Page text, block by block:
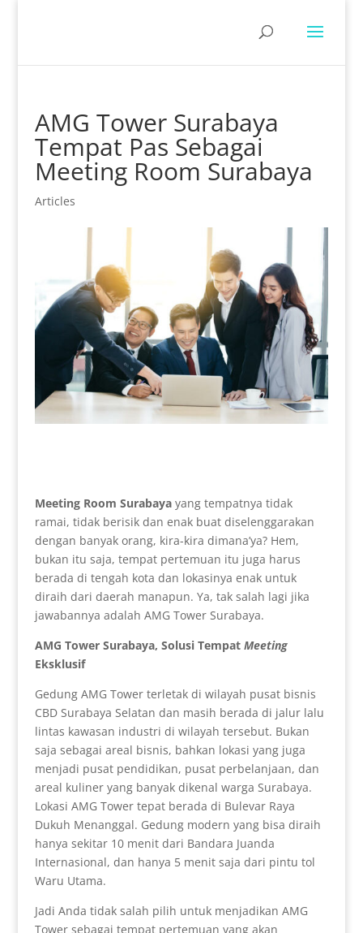
AMG Tower Surabaya
Tempat Pas Sebagai
Meeting Room Surabaya
Articles
Meeting Room Surabaya yang tempatnya tidak
ramai, tidak berisik dan enak buat diselenggarakan
dengan banyak orang, kira-kira dimana’ya? Hem,
bukan itu saja, tempat pertemuan itu juga harus
berada di tengah kota dan lokasinya enak untuk
diraih dari daerah manapun. Ya, tak salah lagi jika
jawabannya adalah AMG Tower Surabaya.
AMG Tower Surabaya, Solusi Tempat Meeting
Eksklusif
Gedung AMG Tower terletak di wilayah pusat bisnis
CBD Surabaya Selatan dan masih berada di jalur lalu
lintas kawasan industri di wilayah tersebut. Bukan
saja sebagai areal bisnis, bahkan lokasi yang juga
menjadi pusat pendidikan, pusat perbelanjaan, dan
areal kuliner yang banyak dikenal warga Surabaya.
Lokasi AMG Tower tepat berada di Bulevar Raya
Dukuh Menanggal. Gedung modern yang bisa diraih
hanya sekitar 10 menit dari Bandara Juanda
Internasional, dan hanya 5 menit saja dari pintu tol
Waru Utama.
Jadi Anda tidak salah pilih untuk menjadikan AMG
Tower sebagai tempat pertemuan yang akan